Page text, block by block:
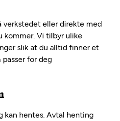
verkstedet eller direkte med
kommer. Vi tilbyr ulike
slik at du alltid finner et
for deg
kan hentes. Avtal henting